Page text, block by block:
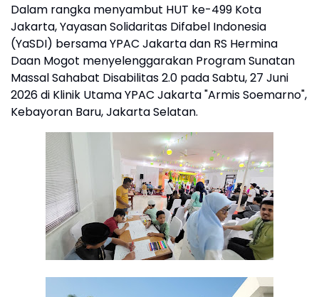
Dalam rangka menyambut HUT ke-499 Kota
Jakarta, Yayasan Solidaritas Difabel Indonesia
(YaSDI) bersama YPAC Jakarta dan RS Hermina
Daan Mogot menyelenggarakan Program Sunatan
Massal Sahabat Disabilitas 2.0 pada Sabtu, 27 Juni
2026 di Klinik Utama YPAC Jakarta "Armis Soemarno",
Kebayoran Baru, Jakarta Selatan.